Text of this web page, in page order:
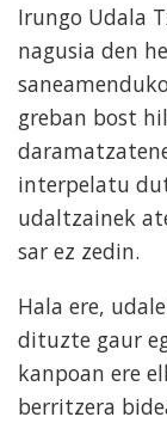
Irungo Udala
nagusia den
greban bost
interpelatu
udaltzainek
sar ez zedin.
Hala ere,
dituzte gaur
kanpoan ere
berritzera